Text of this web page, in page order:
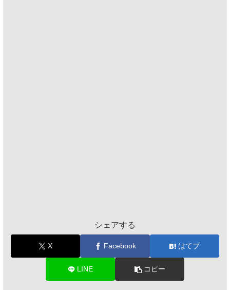
シェアする
X Facebook はてブ
LINE コピー